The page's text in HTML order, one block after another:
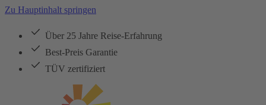
Zu Hauptinhalt springen
Über 25 Jahre Reise-Erfahrung
Best-Preis Garantie
TÜV zertifiziert